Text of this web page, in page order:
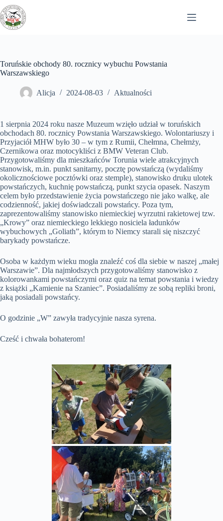
Przejdź
do
treści
Toruńskie obchody 80. rocznicy wybuchu Powstania
Warszawskiego
Alicja 2024-08-03 Aktualności
1 sierpnia 2024 roku nasze Muzeum wzięło udział w toruńskich
obchodach 80. rocznicy Powstania Warszawskiego. Wolontariuszy i
Przyjaciół MHW było 30 – w tym z Rumii, Chełmna, Chełmży,
Czernikowa oraz motocykliści z BMW Veteran Club.
Przygotowaliśmy dla mieszkańców Torunia wiele atrakcyjnych
stanowisk, m.in. punkt sanitarny, pocztę powstańczą (wydaliśmy
okolicznościowe pocztówki oraz stemple), stanowisko druku ulotek
powstańczych, kuchnię powstańczą, punkt szycia opasek. Naszym
celem było przedstawienie życia powstańczego nie jako walkę, ale
codzienność, jakiej doświadczali powstańcy. Poza tym,
zaprezentowaliśmy stanowisko niemieckiej wyrzutni rakietowej tzw.
„Krowy” oraz niemieckiego lekkiego nosiciela ładunków
wybuchowych „Goliath”, którym to Niemcy starali się niszczyć
barykady powstańcze.
Osoba w każdym wieku mogła znaleźć coś dla siebie w naszej „małej
Warszawie”. Dla najmłodszych przygotowaliśmy stanowisko z
kolorowankami powstańczymi oraz quiz na temat powstania i wiedzy
z książki „Kamienie na Szaniec”. Posiadaliśmy ze sobą repliki broni,
jaką posiadali powstańcy.
O godzinie „W” zawyła tradycyjnie nasza syrena.
Cześć i chwała bohaterom!